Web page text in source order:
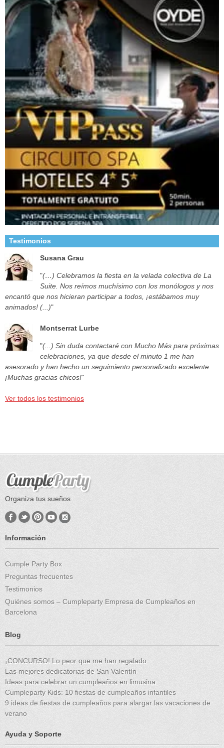
Testimonios
Susana Grau
"(…) Celebramos la fiesta en la velada colectiva de La
Suite. Nos reímos muchísimo con los monólogos y nos
encantó que nos hicieran participar a todos, ¡estábamos muy
animados! (...)"
Montserrat Lurbe
"(...) Sin duda contactaré con Mucho Más para próximas
celebraciones, ya que desde el minuto 1 me han
asesorado y han hecho un seguimiento personalizado excelente.
¡Muchas gracias chicos!"
Ver todos los testimonios
Organiza tus sueños
Información
Cumple Party Box
Preguntas frecuentes
Testimonios
Quiénes somos – Cumpleparty Empresa de Cumpleaños en
Barcelona
Blog
¡CONCURSO! Lo peor que me han regalado
Las mejores dedicatorias de San Valentín
Ideas para celebrar un cumpleaños en limusina
Cumpleparty Kids: 10 fiestas de cumpleaños infantiles
9 ideas de fiestas de cumpleaños para alargar las vacaciones de
verano
Ayuda y Soporte